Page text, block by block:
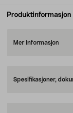
Produktinformasjon
Mer informasjon
Spesifikasjoner,